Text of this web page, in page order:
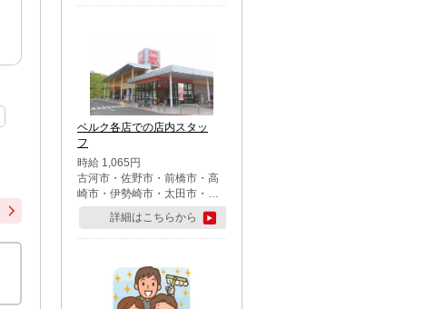
ベルク各店での店内スタッ
フ
時給 1,065円
古河市・佐野市・前橋市・高
崎市・伊勢崎市・太田市・館
林市・藤岡市・大泉町・さい
たま市北区・川越市・熊谷
市・行田市・秩父市・所沢
市・鶴ケ島市・千葉市中央
区・市川市・松戸市・習志野
市・柏市・流山市・八千代
詳細はこちらから